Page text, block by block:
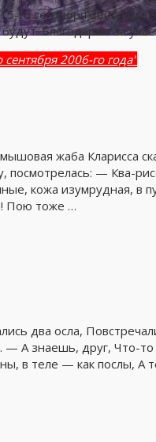
го сентября 2006 года
Благодарим за
2006-го года"
жаба Кларисса
— Ква-
кожа изумрудная, в
Пою тоже …
два осла,
— А знаешь, друг, Что-
в теле — как послы, А